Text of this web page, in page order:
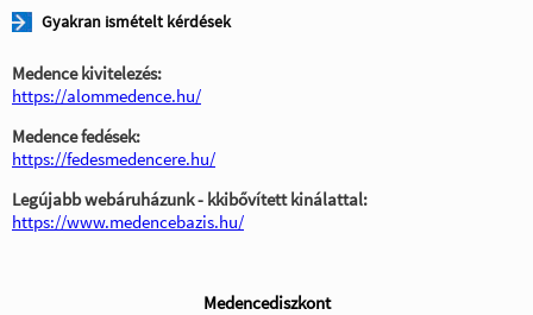
Gyakran ismételt kérdések
Medence kivitelezés:
https://alommedence.hu/
Medence fedések:
https://fedesmedencere.hu/
Legújabb webáruházunk - kkibővített kinálattal:
https://www.medencebazis.hu/
Medencediszkont